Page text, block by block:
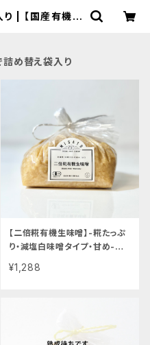
| 【国産有機の
詰め替え袋入り
【二倍糀有機生味噌】-糀たっぷ
り・減塩白味噌タイプ・甘め-
噌 発酵食品 有機 調味料
¥1,288